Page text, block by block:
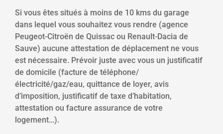
Si vous êtes situés à moins de 10 kms du garage
dans lequel vous souhaitez vous rendre (agence
Peugeot-Citroën de Quissac ou Renault-Dacia de
Sauve) aucune attestation de déplacement ne vous
est nécessaire. Prévoir juste avec vous un justificatif
de domicile (facture de téléphone/
électricité/gaz/eau, quittance de loyer, avis
d’imposition, justificatif de taxe d’habitation,
attestation ou facture assurance de votre
logement…).